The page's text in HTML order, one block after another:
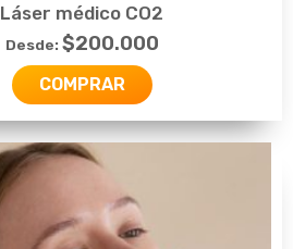
Láser médico CO2
Desde: $200.000
COMPRAR